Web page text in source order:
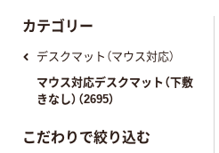
カテゴリー
デスクマット（マウス対応）
マウス対応デスクマット（下敷
きなし）（2695）
こだわりで絞り込む